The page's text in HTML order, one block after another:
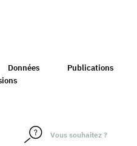
Données
Publications